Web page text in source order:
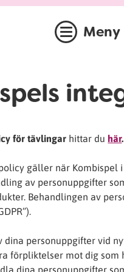
Meny
för tävlingar hittar du här.
gäller när Kombispel i
av personuppgifter
Behandlingen av
dina personuppgifter vid
förpliktelser mot dig som
dina personuppgifter